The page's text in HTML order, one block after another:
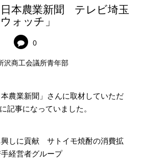
本農業新聞 テレビ埼玉
ォッチ」
0
沢商工会議所青年部
農業新聞」さんに取材していただ
記事になっていました。
しに貢献 サトイモ焼酎の消費拡
経営者グループ